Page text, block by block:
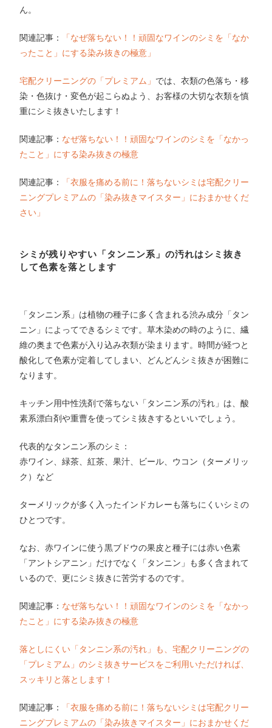
ん。
関連記事：
「なぜ落ちない！！頑固なワインのシミを「なか
ったこと」にする染み抜きの極意」
宅配クリーニングの「プレミアム」 では、衣類の色落ち・移
染・色抜け・変色が起こらぬよう、お客様の大切な衣類を慎
重にシミ抜きいたします！
関連記事： なぜ落ちない！！頑固なワインのシミを「なかっ
たこと」にする染み抜きの極意
関連記事：
「衣服を痛める前に！落ちないシミは宅配クリー
ニングプレミアムの「染み抜きマイスター」におまかせくだ
さい」
シミが残りやすい「タンニン系」の汚れはシミ抜き
して色素を落とします
「タンニン系」は植物の種子に多く含まれる渋み成分「タン
ニン」によってできるシミです。草木染めの時のように、繊
維の奥まで色素が入り込み衣類が染まります。時間が経つと
酸化して色素が定着してしまい、どんどんシミ抜きが困難に
なります。
キッチン用中性洗剤で落ちない「タンニン系の汚れ」は、酸
素系漂白剤や重曹を使ってシミ抜きするといいでしょう。
代表的なタンニン系のシミ：
赤ワイン、緑茶、紅茶、果汁、ビール、ウコン（ターメリッ
ク）など
ターメリックが多く入ったインドカレーも落ちにくいシミの
ひとつです。
なお、赤ワインに使う黒ブドウの果皮と種子には赤い色素
「アントシアニン」だけでなく「タンニン」も多く含まれて
いるので、更にシミ抜きに苦労するのです。
関連記事： なぜ落ちない！！頑固なワインのシミを「なかっ
たこと」にする染み抜きの極意
落としにくい「タンニン系の汚れ」も、宅配クリーニングの
「プレミアム」のシミ抜きサービスをご利用いただければ、
スッキリと落とします！
関連記事：
「衣服を痛める前に！落ちないシミは宅配クリー
ニングプレミアムの「染み抜きマイスター」におまかせくだ